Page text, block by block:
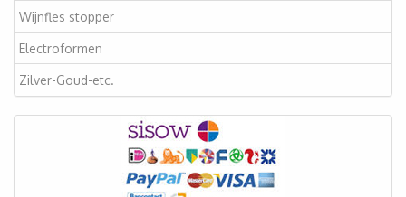
Wijnfles stopper
Electroformen
Zilver-Goud-etc.